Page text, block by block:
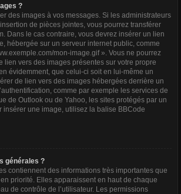
?
des images à vos messages. Si les administrateurs
de pièces jointes, vous pourrez transférer
Dans le cas contraire, vous devrez insérer un lien
hébergée sur un serveur internet public, comme
mon-image.gif ». Vous ne pourrez
lien vers des images présentes sur votre propre
évidemment, que celui-ci soit en lui-même un
de lien vers des images hébergées derrière un
comme par exemple les services de
de Outlook ou de Yahoo, les sites protégés par un
insérer une image, utilisez la balise BBCode
générales ?
contiennent des informations très importantes que
priorité. Elles apparaissent en haut de chaque
de contrôle de l’utilisateur. Les permissions